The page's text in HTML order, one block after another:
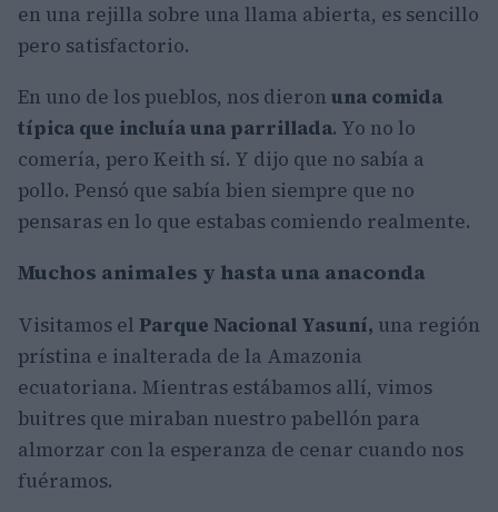
en una rejilla sobre una llama abierta, es sencillo
pero satisfactorio.
En uno de los pueblos, nos dieron una comida
típica que incluía una parrillada. Yo no lo
comería, pero Keith sí. Y dijo que no sabía a
pollo. Pensó que sabía bien siempre que no
pensaras en lo que estabas comiendo realmente.
Muchos animales y hasta una anaconda
Visitamos el Parque Nacional Yasuní, una región
prístina e inalterada de la Amazonia
ecuatoriana. Mientras estábamos allí, vimos
buitres que miraban nuestro pabellón para
almorzar con la esperanza de cenar cuando nos
fuéramos.